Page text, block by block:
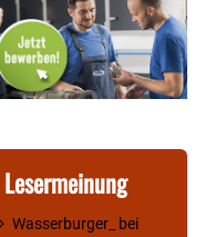
Lesermeinung
Wasserburger_
bei